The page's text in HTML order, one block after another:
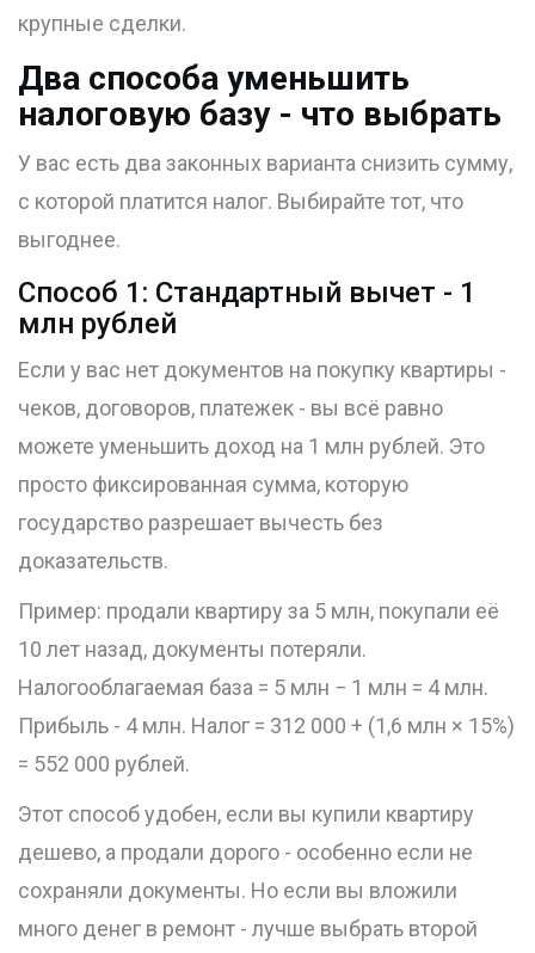
крупные сделки.
Два способа уменьшить
налоговую базу - что выбрать
У вас есть два законных варианта снизить сумму,
с которой платится налог. Выбирайте тот, что
выгоднее.
Способ 1: Стандартный вычет - 1
млн рублей
Если у вас нет документов на покупку квартиры -
чеков, договоров, платежек - вы всё равно
можете уменьшить доход на 1 млн рублей. Это
просто фиксированная сумма, которую
государство разрешает вычесть без
доказательств.
Пример: продали квартиру за 5 млн, покупали её
10 лет назад, документы потеряли.
Налогооблагаемая база = 5 млн − 1 млн = 4 млн.
Прибыль - 4 млн. Налог = 312 000 + (1,6 млн × 15%)
= 552 000 рублей.
Этот способ удобен, если вы купили квартиру
дешево, а продали дорого - особенно если не
сохраняли документы. Но если вы вложили
много денег в ремонт - лучше выбрать второй